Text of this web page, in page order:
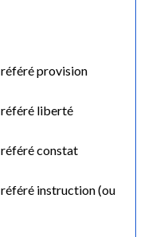
provision
liberté
constat
instruction (ou